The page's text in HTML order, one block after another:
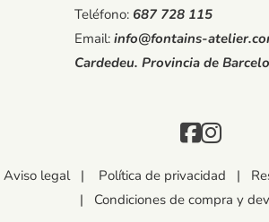
Teléfono: 687 728 115
Email: info@fontains-
Cardedeu. Provincia de
Aviso legal| Política de privacidad |
| Condiciones de compra y